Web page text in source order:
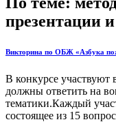
презентации
Викторина по ОБЖ «Азбука
В конкурсе участвуют
должны ответить на
тематики.Каждый
состоящее из 15